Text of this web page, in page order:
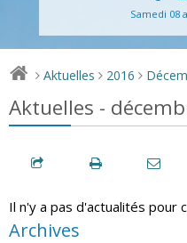
Samedi 08
> Aktuelles > 2016 >
Aktuelles -
Il n'y a pas d'actualités pour
Archives